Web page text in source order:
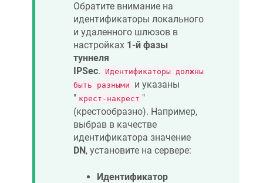
Обратите внимание на
идентификаторы локального
и удаленного шлюзов в
настройках 1-й фазы
туннеля
IPSec. Идентификаторы должны
быть разными
и указаны
" крест-накрест "
(крестообразно). Например,
выбрав в качестве
идентификатора значение
DN , установите на сервере:
Идентификатор